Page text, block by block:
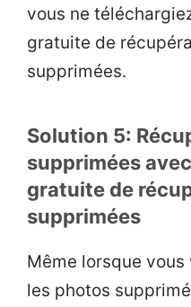
vous ne
gratuite de
supprimées.
Solution 5:
supprimées
gratuite de
supprimées
Même lorsque
les photos